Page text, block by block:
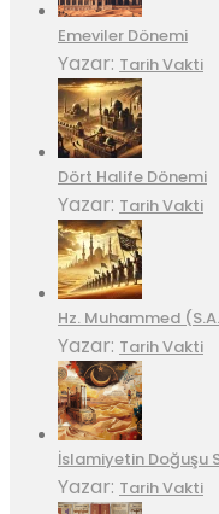
Emeviler Dönemi
Yazar: Tarih Vakti
Dört Halife Dönemi
Yazar: Tarih Vakti
Hz. Muhammed
Yazar: Tarih Vakti
İslamiyetin Doğuşu
Yazar: Tarih Vakti